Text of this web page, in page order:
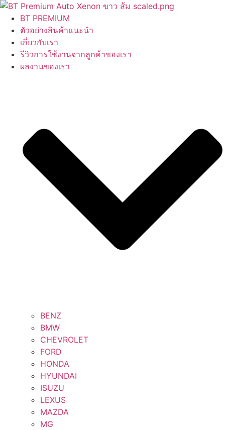
Skip
content
BT PREMIUM
ตัวอย่างสินค้าแนะนำ
เกี่ยวกับเรา
รีวิวการใช้งานจากลูกค้าของเรา
ผลงานของเรา
BENZ
BMW
CHEVROLET
FORD
HONDA
HYUNDAI
ISUZU
LEXUS
MAZDA
MG